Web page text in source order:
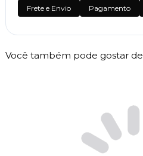
Frete e Envio Pagamento
Você também pode gostar de